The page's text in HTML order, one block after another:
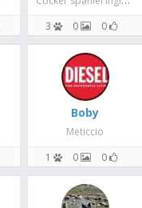
3 0 0
Boby
Meticcio
1
0 0